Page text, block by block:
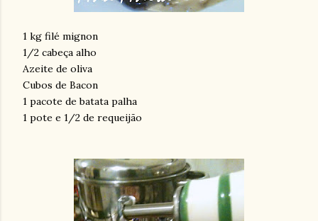
1 kg filé mignon
1/2 cabeça alho
Azeite de oliva
Cubos de Bacon
1 pacote de batata palha
1 pote e 1/2 de requeijão